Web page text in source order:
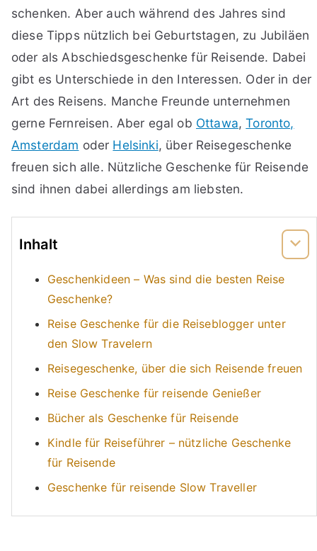
schenken. Aber auch während des Jahres sind
diese Tipps nützlich bei Geburtstagen, zu Jubiläen
oder als Abschiedsgeschenke für Reisende. Dabei
gibt es Unterschiede in den Interessen. Oder in der
Art des Reisens. Manche Freunde unternehmen
gerne Fernreisen. Aber egal ob Ottawa,Toronto,
Amsterdam oder Helsinki, über Reisegeschenke
freuen sich alle. Nützliche Geschenke für Reisende
sind ihnen dabei allerdings am liebsten.
Inhalt
Geschenkideen – Was sind die besten Reise
Geschenke?
Reise Geschenke für die Reiseblogger unter
den Slow Travelern
Reisegeschenke, über die sich Reisende freuen
Reise Geschenke für reisende Genießer
Bücher als Geschenke für Reisende
Kindle für Reiseführer – nützliche Geschenke
für Reisende
Geschenke für reisende Slow Traveller